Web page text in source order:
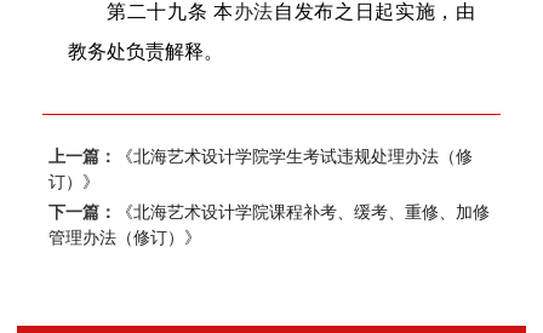
第二十九条 本办法自发布之日起实施，由
教务处负责解释。
上一篇：
《北海艺术设计学院学生考试违规处理办法（修
订）》
下一篇：
《北海艺术设计学院课程补考、缓考、重修、加修
管理办法（修订）》